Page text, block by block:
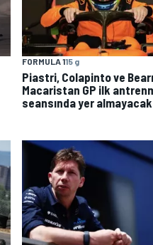
FORMULA 115 g
Piastri, Colapinto ve
Macaristan GP ilk
seansında yer almayacak